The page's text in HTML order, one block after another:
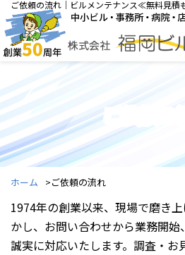
ご依頼の流れ｜ビルメンテナンス≪無料見
ご依頼の
ホーム ご依頼の流れ
1974年の創業以来、現場で磨き
かし、お問い合わせから業務開
誠実に対応いたします。調査・お